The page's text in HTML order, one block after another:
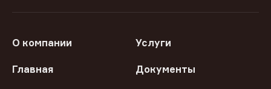
О компании Услуги
Главная Документы